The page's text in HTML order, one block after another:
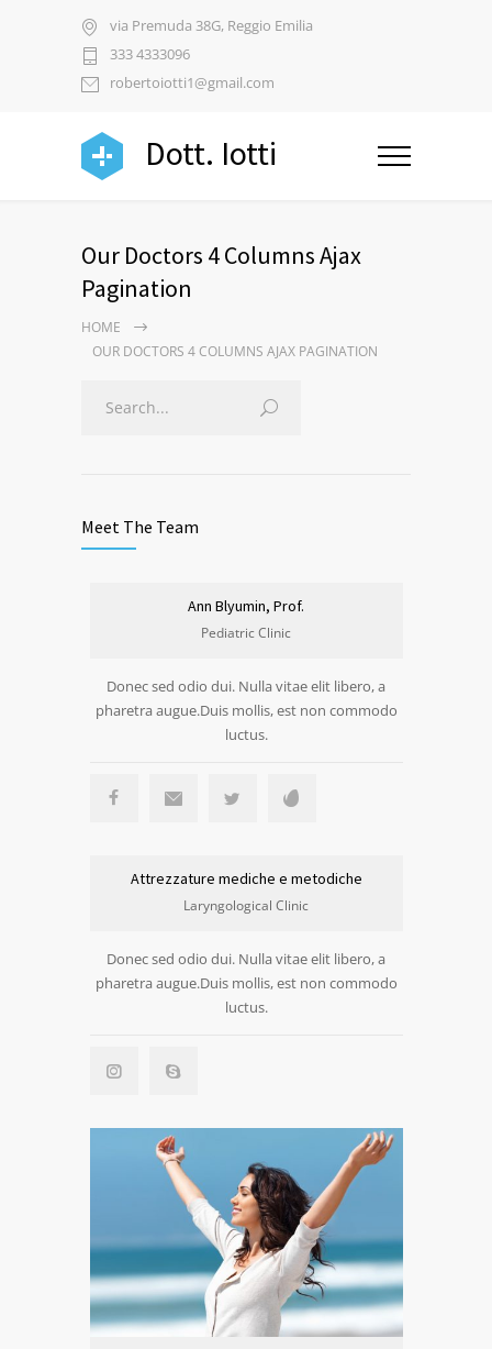
via Premuda 38G, Reggio Emilia
333 4333096
robertoiotti1@gmail.com
Dott. Iotti
Our Doctors 4 Columns Ajax
Pagination
HOME
OUR DOCTORS 4 COLUMNS AJAX PAGINATION
Meet The Team
Ann Blyumin, Prof.
Pediatric Clinic
Donec sed odio dui. Nulla vitae elit libero, a
pharetra augue.Duis mollis, est non commodo
luctus.
Attrezzature mediche e metodiche
Laryngological Clinic
Donec sed odio dui. Nulla vitae elit libero, a
pharetra augue.Duis mollis, est non commodo
luctus.